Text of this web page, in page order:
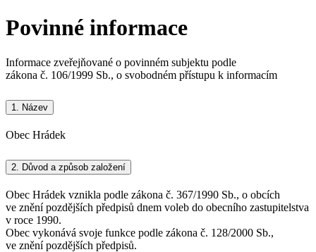
Povinné informace
Informace zveřejňované o povinném subjektu podle
zákona č. 106/1999 Sb., o svobodném přístupu k informacím
1. Název
Obec Hrádek
2. Důvod a způsob založení
Obec Hrádek vznikla podle zákona č. 367/1990 Sb., o obcích
ve znění pozdějších předpisů dnem voleb do obecního zastupitelstva
v roce 1990.
Obec vykonává svoje funkce podle zákona č. 128/2000 Sb.,
ve znění pozdějších předpisů.